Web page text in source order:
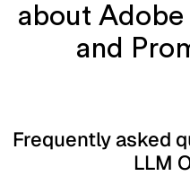
about
and
Frequently asked
LLM